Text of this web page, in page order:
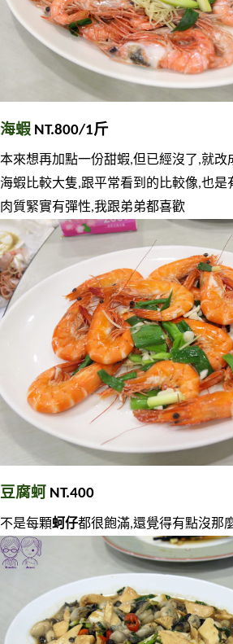
海蝦 NT.800/1斤
本來想再加點一份甜蝦,但已經沒了,就改
海蝦比較大隻,跟平常看到的比較像,也是
肉質緊實有彈性,我跟弟弟都喜歡
豆腐蚵 NT.400
不是每顆蚵仔都很飽滿,還覺得有點沒那